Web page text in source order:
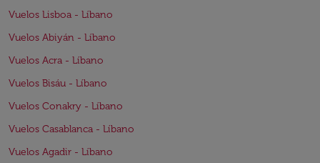
Vuelos Lisboa - Líbano
Vuelos Abiyán - Líbano
Vuelos Acra - Líbano
Vuelos Bisáu - Líbano
Vuelos Conakry - Líbano
Vuelos Casablanca - Líbano
Vuelos Agadir - Líbano